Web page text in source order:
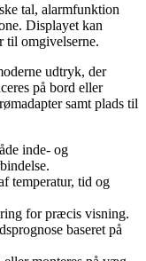
tal, alarmfunktion
Displayet kan
til omgivelserne.
udtryk, der
på bord eller
samt plads til
inde- og
temperatur, tid og
for præcis visning.
baseret på